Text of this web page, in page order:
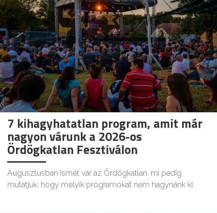
7 kihagyhatatlan program, amit már
nagyon várunk a 2026-os
Ördögkatlan Fesztiválon
Augusztusban ismét vár az Ördögkatlan, mi pedig
mutatjuk, hogy melyik programokat nem hagynánk ki.